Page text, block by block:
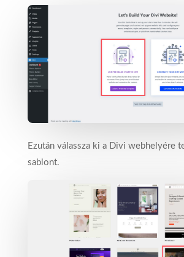
Ezután válassza ki a Divi webhelyére
sablont.